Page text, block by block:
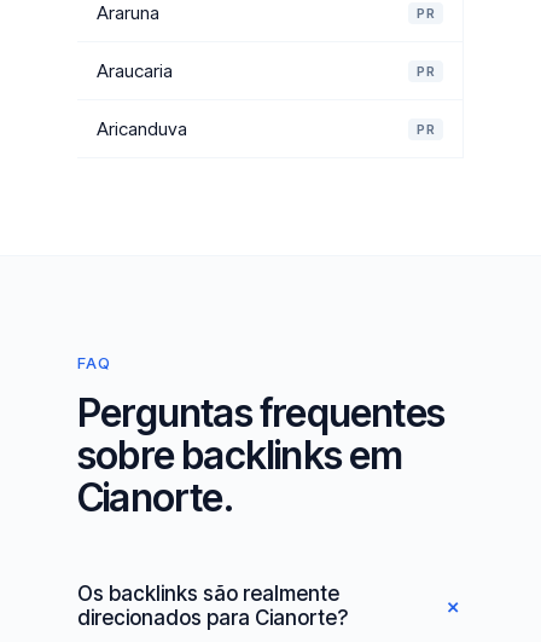
Araruna PR
Araucaria PR
Aricanduva PR
FAQ
Perguntas frequentes
sobre backlinks em
Cianorte.
Os backlinks são realmente
direcionados para Cianorte?